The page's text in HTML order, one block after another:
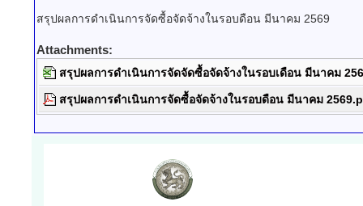
สรุปผลการดำเนินการจัดซื้อจัดจ้างในรอบดือน มีนาคม 2569
Attachments:
สรุปผลการดำเนินการจัดจัดซื้อจัดจ้างในรอบเดือน มีนาคม
สรุปผลการดำเนินการจัดซื้อจัดจ้างในรอบดือน มีนาคม